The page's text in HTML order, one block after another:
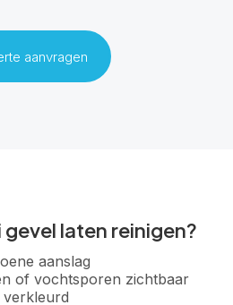
aanvragen
laten reinigen?
aanslag
of vochtsporen zichtbaar